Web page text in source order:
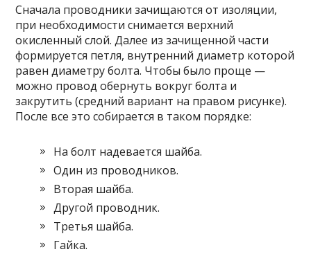
Сначала проводники зачищаются от изоляции,
при необходимости снимается верхний
окисленный слой. Далее из зачищенной части
формируется петля, внутренний диаметр которой
равен диаметру болта. Чтобы было проще —
можно провод обернуть вокруг болта и
закрутить (средний вариант на правом рисунке).
После все это собирается в таком порядке:
На болт надевается шайба.
Один из проводников.
Вторая шайба.
Другой проводник.
Третья шайба.
Гайка.